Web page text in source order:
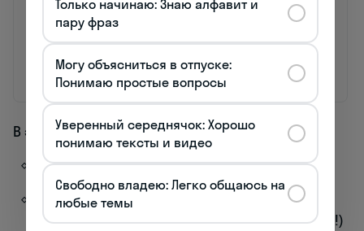
автобусе
An welcher
Haltestelle
muss ich
aussteigen?
На какой
нужно выйти?
Для
маршрута
В экстренных ситуациях:
Hilfe!(Помогите!)
Rufen Sie bitte einen Arzt / die Polizei!
(Позвоните, пожалуйста, врачу / в полицию!)
Только начинаю: Знаю алфавит и
пару фраз
Могу объясниться в отпуске:
Понимаю простые вопросы
Уверенный середнячок: Хорошо
понимаю тексты и видео
Свободно владею: Легко общаюсь на
любые темы